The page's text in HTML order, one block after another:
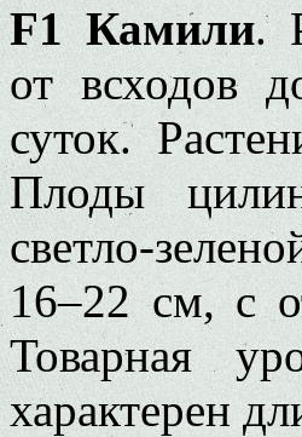
F1 Камили.
от всходов
суток.
Плоды
светло-
16–22 см, с
Товарная
характерен